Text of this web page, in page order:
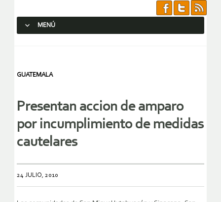
MENÚ
GUATEMALA
Presentan accion de amparo
por incumplimiento de medidas
cautelares
24 JULIO, 2010